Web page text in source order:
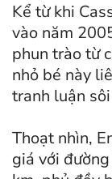
Kể từ khi
vào năm
phun trào từ
nhỏ bé này
tranh luận
Thoạt nhìn,
giá với